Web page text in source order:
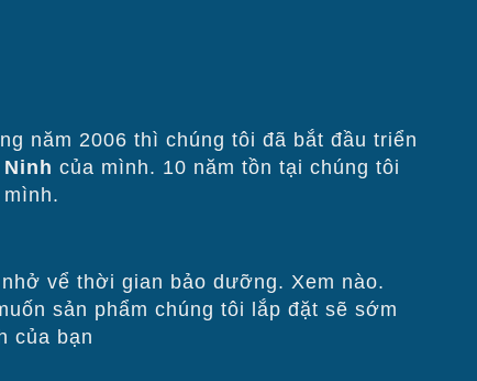
năm 2006 thì chúng tôi đã bắt đầu triển
của mình. 10 năm tồn tại chúng tôi
vể thời gian bảo dưỡng. Xem nào.
sản phẩm chúng tôi lắp đặt sẽ sớm
của bạn